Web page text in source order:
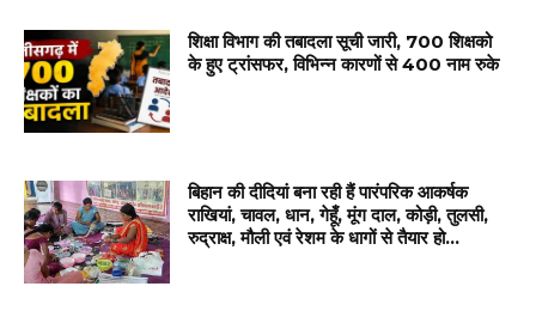
शिक्षा विभाग की तबादला सूची जारी, 700 शिक्षको
के हुए ट्रांसफर, विभिन्न कारणों से 400 नाम रुके
बिहान की दीदियां बना रही हैं पारंपरिक आकर्षक
राखियां, चावल, धान, गेहूँ, मूंग दाल, कोड़ी, तुलसी,
रुद्राक्ष, मौली एवं रेशम के धागों से तैयार हो...